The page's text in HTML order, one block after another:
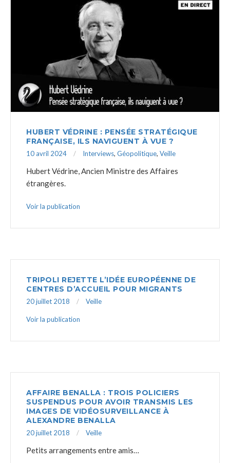
HUBERT VÉDRINE : PENSÉE STRATÉGIQUE
FRANÇAISE, ILS NAVIGUENT À VUE ?
10 avril 2024 Interviews, Géopolitique, Veille
Hubert Védrine, Ancien Ministre des Affaires
étrangères.
Voir la publication
TRIPOLI REJETTE L’IDÉE EUROPÉENNE DE
CENTRES D’ACCUEIL POUR MIGRANTS
20 juillet 2018 Veille
Voir la publication
AFFAIRE BENALLA : TROIS POLICIERS
SUSPENDUS POUR AVOIR TRANSMIS LES
IMAGES DE VIDÉOSURVEILLANCE À
ALEXANDRE BENALLA
20 juillet 2018 Veille
Petits arrangements entre amis…